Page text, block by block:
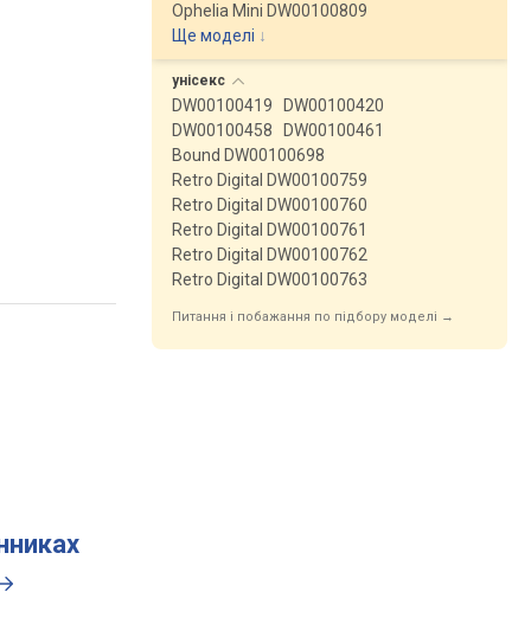
Ophelia Mini DW00100809
Ще моделі ↓
унісекс
DW00100419
DW00100420
DW00100458
DW00100461
Bound DW00100698
Retro Digital DW00100759
Retro Digital DW00100760
Retro Digital DW00100761
Retro Digital DW00100762
Retro Digital DW00100763
Питання і побажання по підбору моделі →